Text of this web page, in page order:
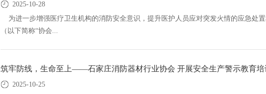
2025-10-28
为进一步增强医疗卫生机构的消防安全意识，提升医护人员应对突发火情的应急处
（以下简称“协会...
筑牢防线，生命至上——石家庄消防器材行业协会 开展安全生产警示教育培
2025-10-25